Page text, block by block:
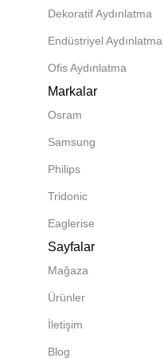
Dekoratif Aydınlatma
Endüstriyel Aydınlatma
Ofis Aydınlatma
Markalar
Osram
Samsung
Philips
Tridonic
Eaglerise
Sayfalar
Mağaza
Ürünler
İletişim
Blog